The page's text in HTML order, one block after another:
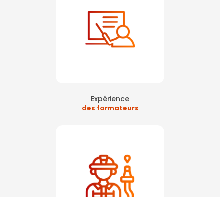
Expérience
des formateurs